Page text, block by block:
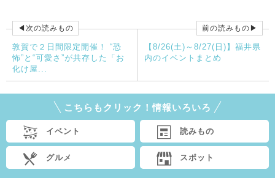
◀次の読みもの
敦賀で２日間限定開催！ “恐
怖”と“可愛さ”が共存した「お
化け屋...
前の読みもの▶
【8/26(土)～8/27(日)】福井県
内のイベントまとめ
こちらもクリック！情報いろいろ
イベント 読みもの
グルメ スポット